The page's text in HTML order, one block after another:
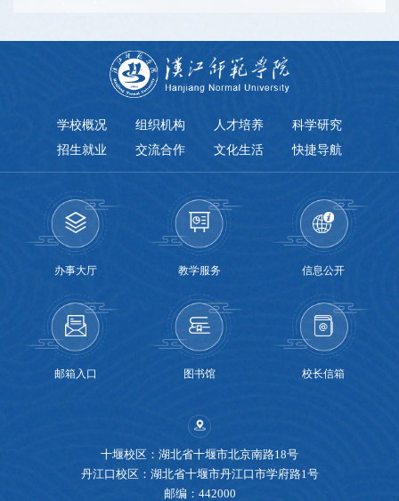
学校概况 组织机构 人才培养
科学研究
招生就业
交流合作 文化生活 快捷导航
办事大厅 教学服务 信息公开
邮箱入口 图书馆 校长信箱
十堰校区：湖北省十堰市北京南路18号
丹江口校区：湖北省十堰市丹江口市学府路1号
邮编：442000